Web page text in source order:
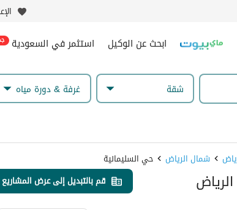
ابحث عن الوكيل استثمر في السعودية
شقة غرفة & دورة مياه
شمال الرياض حي السليمانية
قم بالتبديل إلى عرض المشاريع